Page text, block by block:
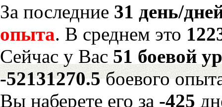
За последние 31 день/
опыта. В среднем это
Сейчас у Вас 51 боевой
-52131270.5боевого
Вы наберете его за -425